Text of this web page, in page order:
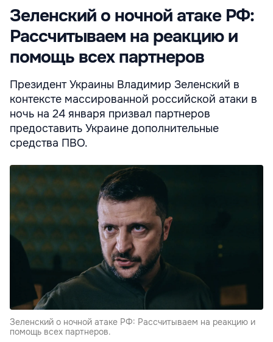
Зеленский о ночной атаке РФ:
Рассчитываем на реакцию и
помощь всех партнеров
Президент Украины Владимир Зеленский в
контексте массированной российской атаки в
ночь на 24 января призвал партнеров
предоставить Украине дополнительные
средства ПВО.
Зеленский о ночной атаке РФ: Рассчитываем на реакцию и
помощь всех партнеров.